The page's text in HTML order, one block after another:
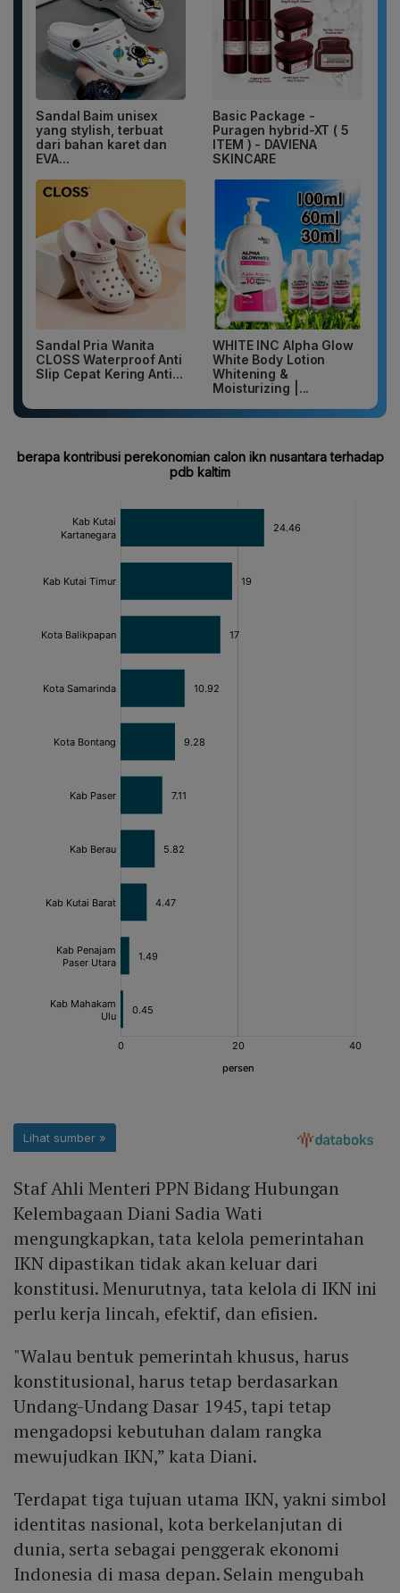
Sandal Baim unisex
yang stylish, terbuat
dari bahan karet dan
EVA...
Basic Package -
Puragen hybrid-XT ( 5
ITEM ) - DAVIENA
SKINCARE
Sandal Pria Wanita
CLOSS Waterproof Anti
Slip Cepat Kering Anti...
WHITE INC Alpha Glow
White Body Lotion
Whitening &
Moisturizing |...
Staf Ahli Menteri PPN Bidang Hubungan
Kelembagaan Diani Sadia Wati
mengungkapkan, tata kelola pemerintahan
IKN dipastikan tidak akan keluar dari
konstitusi. Menurutnya, tata kelola di IKN ini
perlu kerja lincah, efektif, dan efisien.
"Walau bentuk pemerintah khusus, harus
konstitusional, harus tetap berdasarkan
Undang-Undang Dasar 1945, tapi tetap
mengadopsi kebutuhan dalam rangka
mewujudkan IKN,” kata Diani.
Terdapat tiga tujuan utama IKN, yakni simbol
identitas nasional, kota berkelanjutan di
dunia, serta sebagai penggerak ekonomi
Indonesia di masa depan. Selain mengubah